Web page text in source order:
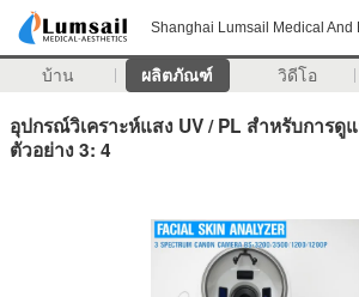
Shanghai Lumsail Medical And
บ้าน ผลิตภัณฑ์ วิดีโอ
อุปกรณ์วิเคราะห์แสง UV / PL สำหรับการดู
ตัวอย่าง 3: 4